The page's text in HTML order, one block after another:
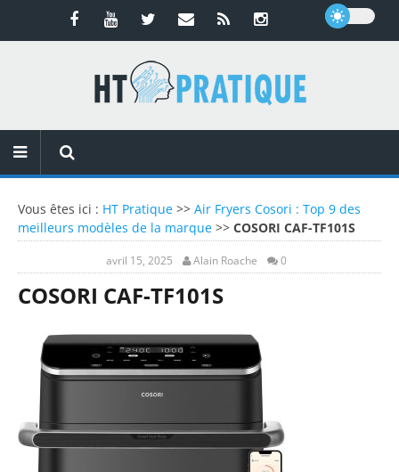
Vous êtes ici : HT Pratique >> Air Fryers Cosori : Top 9 des
meilleurs modèles de la marque >> COSORI CAF-TF101S
avril 15, 2025 Alain Roache 0
COSORI CAF-TF101S